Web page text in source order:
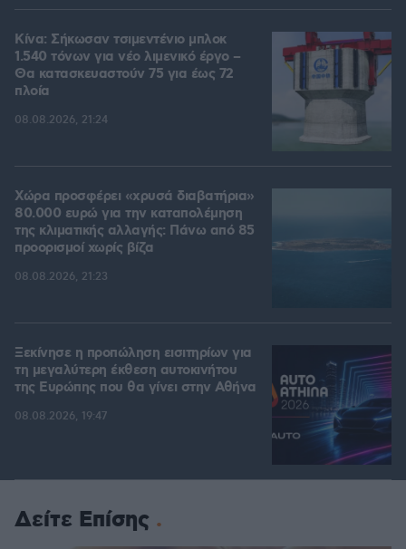
Κίνα: Σήκωσαν τσιμεντένιο μπλοκ
1.540 τόνων για νέο λιμενικό έργο –
Θα κατασκευαστούν 75 για έως 72
πλοία
08.08.2026, 21:24
Χώρα προσφέρει «χρυσά διαβατήρια»
80.000 ευρώ για την καταπολέμηση
της κλιματικής αλλαγής: Πάνω από 85
προορισμοί χωρίς βίζα
08.08.2026, 21:23
Ξεκίνησε η προπώληση εισιτηρίων για
τη μεγαλύτερη έκθεση αυτοκινήτου
της Ευρώπης που θα γίνει στην Αθήνα
08.08.2026, 19:47
Δείτε Επίσης